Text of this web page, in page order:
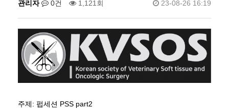
관리자 0건 1,121회 23-08-26 16:19
주제: 펍세션 PSS part2